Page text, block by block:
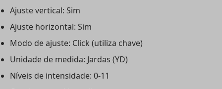
Ajuste vertical: Sim
Ajuste horizontal: Sim
Modo de ajuste: Click (utiliza chave)
Unidade de medida: Jardas (YD)
Níveis de intensidade: 0-11